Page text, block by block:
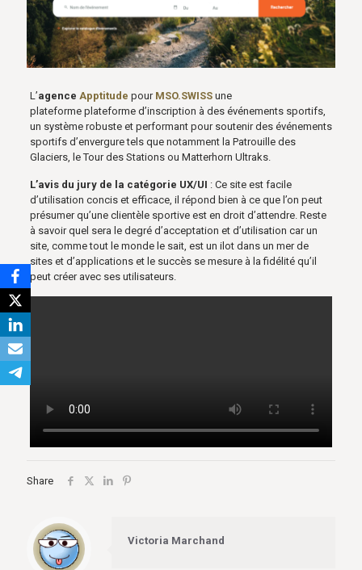
L’agence Apptitude pour MSO.SWISSune
plateforme plateforme d’inscription à des événements sportifs,
un système robuste et performant pour soutenir des événements
sportifs d’envergure tels que notamment la Patrouille des
Glaciers, le Tour des Stations ou Matterhorn Ultraks.
L’avis du jury de la catégorie UX/UI : Ce site est facile
d’utilisation concis et efficace, il répond bien à ce que l’on peut
présumer qu’une clientèle sportive est en droit d’attendre. Reste
à savoir quel sera le degré d’acceptation et d’utilisation car un
site, comme tout le monde le sait, est un ilot dans un mer de
sites et d’applications et le succès se mesure à la fidélité qu’il
peut créer avec ses utilisateurs.
Share
Victoria Marchand